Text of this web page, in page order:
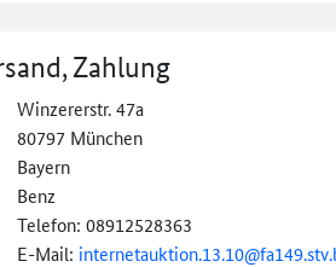
Zahlung
Winzererstr. 47a
80797 München
Bayern
Benz
Telefon: 08912528363
E-Mail: internetauktion.13.10@